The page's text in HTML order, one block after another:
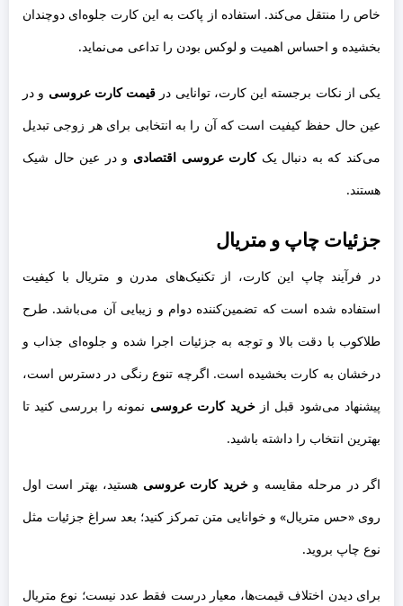
خاص را منتقل می‌کند. استفاده از پاکت به این کارت جلوه‌ای دوچندان
بخشیده و احساس اهمیت و لوکس بودن را تداعی می‌نماید.
یکی از نکات برجسته این کارت، توانایی در قیمت کارت عروسی و در
عین حال حفظ کیفیت است که آن را به انتخابی برای هر زوجی تبدیل
می‌کند که به دنبال یککارت عروسی اقتصادی و در عین حال شیک
هستند.
جزئیات چاپ و متریال
در فرآیند چاپ این کارت، از تکنیک‌های مدرن و متریال با کیفیت
استفاده شده است که تضمین‌کننده دوام و زیبایی آن می‌باشد. طرح
طلاکوب با دقت بالا و توجه به جزئیات اجرا شده و جلوه‌ای جذاب و
درخشان به کارت بخشیده است. اگرچه تنوع رنگی در دسترس است،
پیشنهاد می‌شود قبل ازخرید کارت عروسی نمونه را بررسی کنید تا
بهترین انتخاب را داشته باشید.
اگر در مرحله مقایسه وخرید کارت عروسی هستید، بهتر است اول
روی «حس متریال» و خوانایی متن تمرکز کنید؛ بعد سراغ جزئیات مثل
نوع چاپ بروید.
برای دیدن اختلاف قیمت‌ها، معیار درست فقط عدد نیست؛ نوع متریال